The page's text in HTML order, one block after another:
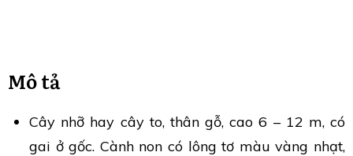
Mô tả
Cây nhỡ hay cây to, thân gỗ, cao 6 – 12 m, có
gai ở gốc. Cành non có lông tơ màu vàng nhạt,